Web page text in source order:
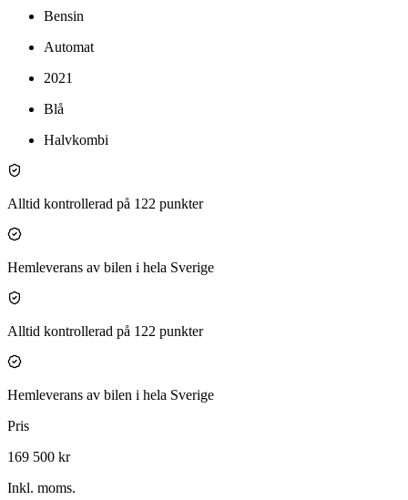
Bensin
Automat
2021
Blå
Halvkombi
Alltid kontrollerad på 122 punkter
Hemleverans av bilen i hela Sverige
Alltid kontrollerad på 122 punkter
Hemleverans av bilen i hela Sverige
Pris
169 500 kr
Inkl. moms.